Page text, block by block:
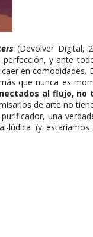
(Devolver Digital,
y ante
en comodidades.
que nunca es
al flujo, no
de arte no
una
lúdica (y